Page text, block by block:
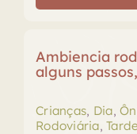
Ambiencia
alguns
Crianças, Dia,
Rodoviária,Tarde